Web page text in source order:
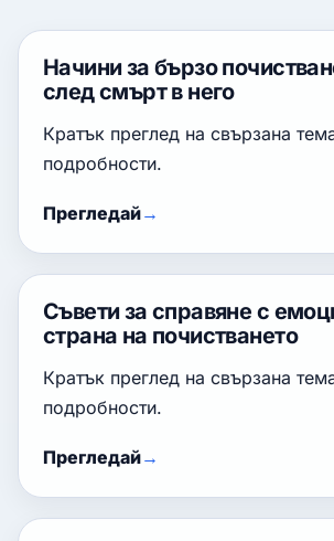
Начини за бързо
след смърт в него
Кратък преглед на свързана
подробности.
Прегледай
Съвети за справяне с
страна на почистването
Кратък преглед на свързана
подробности.
Прегледай